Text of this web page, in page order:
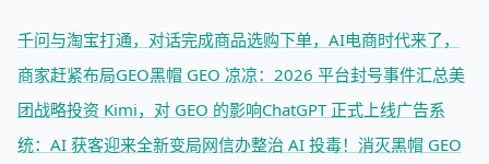
千问与淘宝打通，对话完成商品选购下单，AI电商时代来了，
商家赶紧布局GEO黑帽 GEO 凉凉：2026 平台封号事件汇总美
团战略投资 Kimi，对 GEO 的影响ChatGPT 正式上线广告系
统：AI 获客迎来全新变局网信办整治 AI 投毒！消灭黑帽 GEO